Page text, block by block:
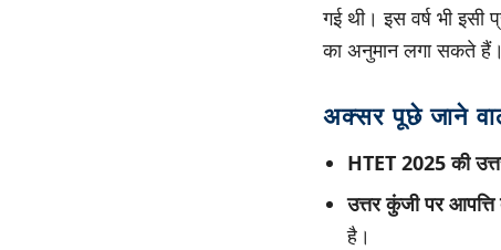
गई थी। इस वर्ष भी इसी
का अनुमान लगा सकते हैं।
अक्सर पूछे जाने
HTET 2025 की
उत्तर कुंजी पर
है।